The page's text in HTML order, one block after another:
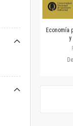
Economía
y